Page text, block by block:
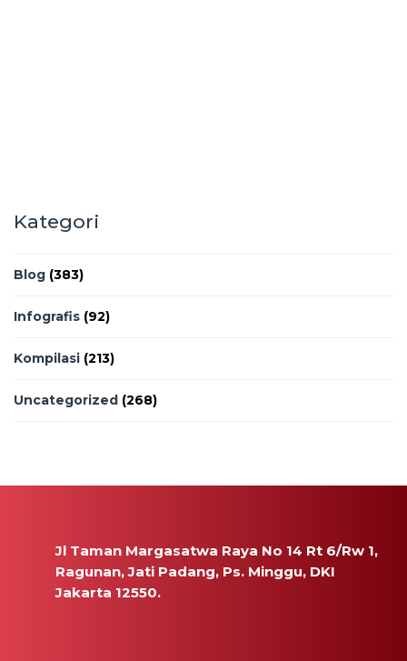
Kategori
Blog (383)
Infografis (92)
Kompilasi (213)
Uncategorized (268)
Jl Taman Margasatwa Raya No 14 Rt 6/Rw 1,
Ragunan, Jati Padang, Ps. Minggu, DKI
Jakarta 12550.